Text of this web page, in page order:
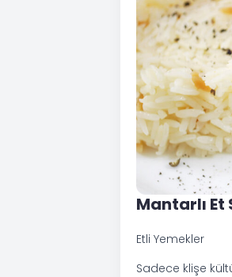
Mantarlı Et
Etli Yemekler
Sadece klişe